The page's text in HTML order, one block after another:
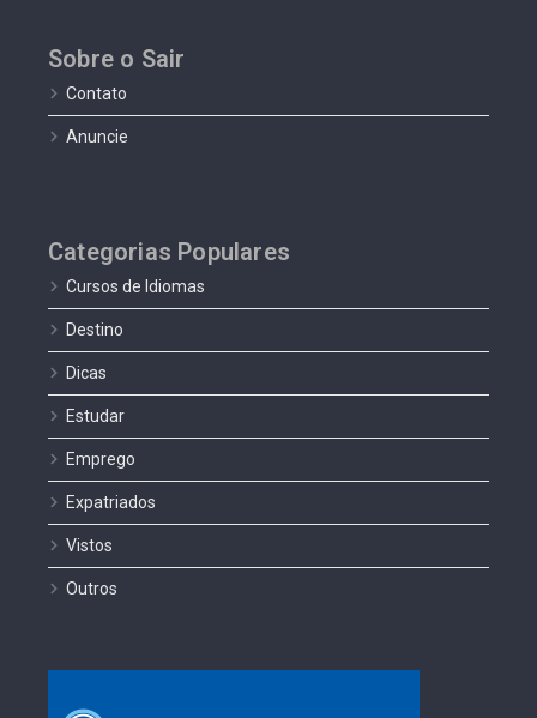
Sobre o Sair
Contato
Anuncie
Categorias Populares
Cursos de Idiomas
Destino
Dicas
Estudar
Emprego
Expatriados
Vistos
Outros